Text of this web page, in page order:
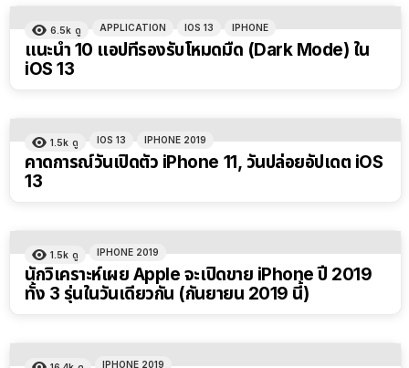
6.5k ดู APPLICATION IOS 13 IPHONE
แนะนำ 10 แอปที่รองรับโหมดมืด (Dark Mode) ใน
iOS 13
1.5k ดู IOS 13 IPHONE 2019
คาดการณ์วันเปิดตัว iPhone 11, วันปล่อยอัปเดต iOS
13
1.5k ดู IPHONE 2019
นักวิเคราะห์เผย Apple จะเปิดขาย iPhone ปี 2019
ทั้ง 3 รุ่นในวันเดียวกัน (กันยายน 2019 นี้)
IPHONE 2019